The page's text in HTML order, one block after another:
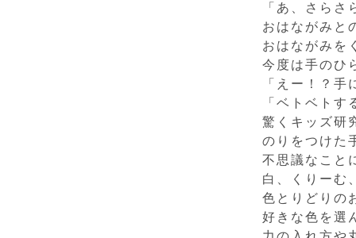
「あ、さら
おはながみと
おはながみを
今度は手のひ
「えー！？手
「ベトベトす
驚くキッズ研
のりをつけた
不思議なこと
白、くりーむ
色とりどりの
好きな色を選